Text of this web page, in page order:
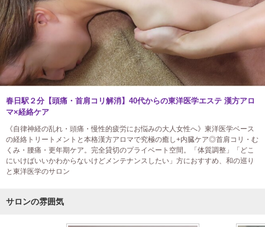
春日駅２分【頭痛・首肩コリ解消】40代からの東洋医学エステ 漢方アロ
マ×経絡ケア
《自律神経の乱れ・頭痛・慢性的疲労にお悩みの大人女性へ》東洋医学ベース
の経絡トリートメントと本格漢方アロマで究極の癒し+内臓ケア◎首肩コリ・む
くみ・腰痛・更年期ケア。完全貸切のプライベート空間。「体質調整」「どこ
にいけばいいかわからないけどメンテナンスしたい」方におすすめ、和の巡り
と東洋医学のサロン
サロンの雰囲気